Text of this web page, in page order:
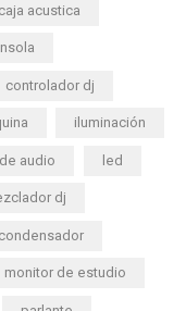
caja acustica
controlador dj
iluminación
audio led
dj
monitor de estudio